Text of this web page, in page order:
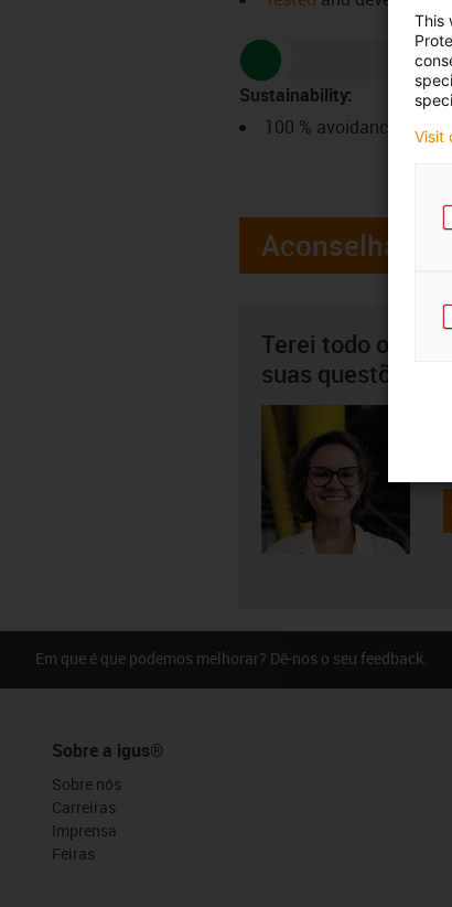
Sustainability:
100 % avoidance of
Terei todo o
suas questões
Em que é que podemos melhorar? Dê-nos o seu feedback.
Sobre a igus®
Sobre nós
Carreiras
Imprensa
Feiras
This
Visit